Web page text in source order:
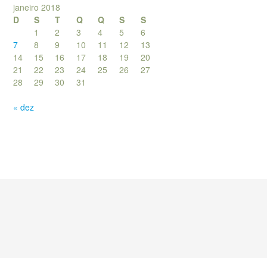
janeiro 2018
D
S T Q Q S
S
1
2 3 4 5
6
7
8 9 10 11 12
13
14
15 16 17 18 19
20
21
22 23 24 25 26
27
28
29 30 31
« dez